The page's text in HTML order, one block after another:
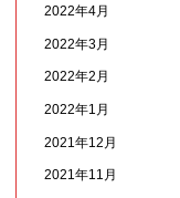
2022年4月
2022年3月
2022年2月
2022年1月
2021年12月
2021年11月